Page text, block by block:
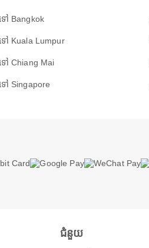
ៅ Bangkok
ៅ Kuala Lumpur
ៅ Chiang Mai
ៅ Singapore
ជំនួយ